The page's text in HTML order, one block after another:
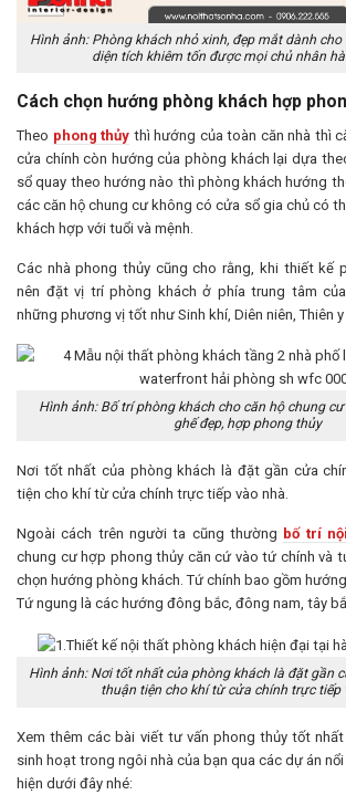
Hình ảnh: Phòng khách nhỏ xinh, đẹp mắt dành
diện tích khiêm tốn được mọi chủ nhân
Cách chọn hướng phòng khách hợp
Theo phong thủy thì hướng của toàn căn nhà thì
cửa chính còn hướng của phòng khách lại dựa
sổ quay theo hướng nào thì phòng khách hướng
các căn hộ chung cư không có cửa sổ gia chủ có
khách hợp với tuổi và mệnh.
Các nhà phong thủy cũng cho rằng, khi thiết kế
nên đặt vị trí phòng khách ở phía trung tâm
những phương vị tốt như Sinh khí, Diên niên, Thiên y
Hình ảnh: Bố trí phòng khách cho căn hộ chung
ghế đẹp, hợp phong thủy
Nơi tốt nhất của phòng khách là đặt gần cửa
tiện cho khí từ cửa chính trực tiếp vào nhà.
Ngoài cách trên người ta cũng thường bố trí
chung cư hợp phong thủy căn cứ vào tứ chính và
chọn hướng phòng khách. Tứ chính bao gồm
Tứ ngung là các hướng đông bắc, đông nam, tây
Hình ảnh: Nơi tốt nhất của phòng khách là đặt gần
thuận tiện cho khí từ cửa chính trực tiếp
Xem thêm các bài viết tư vấn phong thủy tốt
sinh hoạt trong ngôi nhà của bạn qua các dự án
hiện dưới đây nhé: